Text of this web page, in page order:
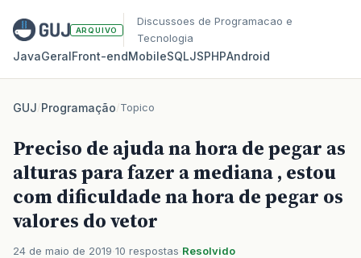
ARQUIVO
Discussoes de Programacao e
Tecnologia
JavaGeralFront‑endMobileSQLJSPHPAndroid
GUJ/Programação/Topico
Preciso de ajuda na hora de pegar as
alturas para fazer a mediana , estou
com dificuldade na hora de pegar os
valores do vetor
24 de maio de 2019 10 respostas Resolvido